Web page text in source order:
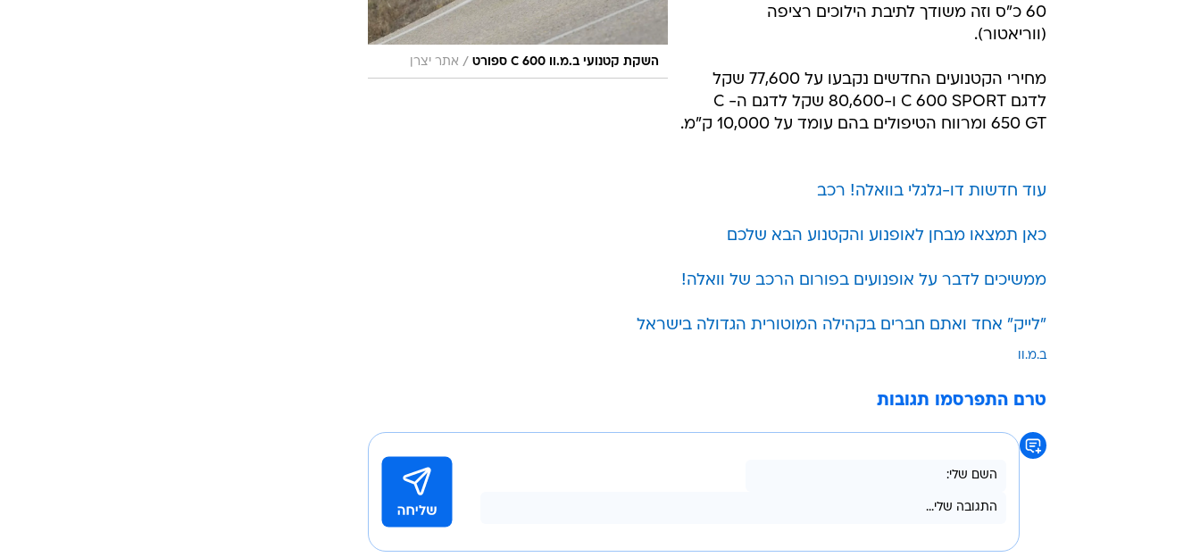
השקת קטנועי ב.מ.וו C 600 ספורט / אתר יצרן
60 כ"ס וזה משודך לתיבת הילוכים רציפה
(ווריאטור).
מחירי הקטנועים החדשים נקבעו על 77,600 שקל
לדגם C 600 SPORT ו-80,600 שקל לדגם ה- C
650 GT ומרווח הטיפולים בהם עומד על 10,000 ק"מ.
עוד חדשות דו-גלגלי בוואלה! רכב
כאן תמצאו מבחן לאופנוע והקטנוע הבא שלכם
ממשיכים לדבר על אופנועים בפורום הרכב של וואלה!
"לייק" אחד ואתם חברים בקהילה המוטורית הגדולה בישראל
ב.מ.וו
טרם התפרסמו תגובות